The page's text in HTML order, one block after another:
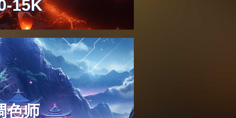
TELEVISION INDUSTRY